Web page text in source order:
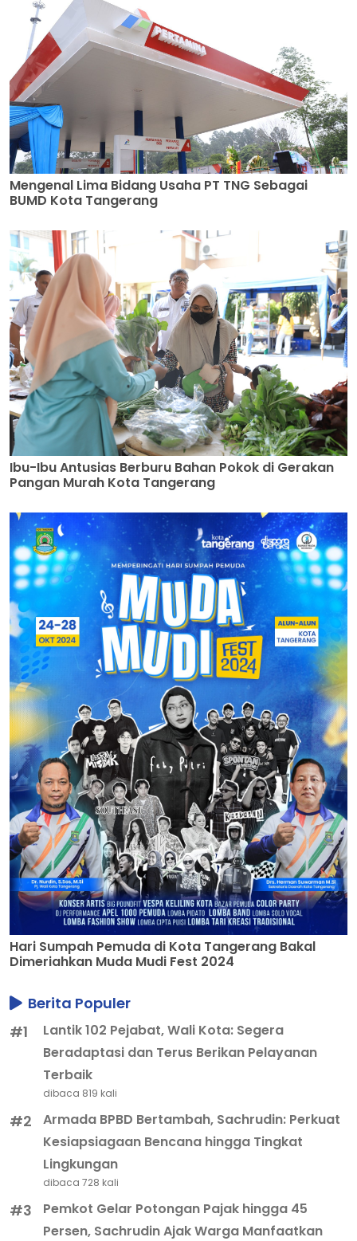
Mengenal Lima Bidang Usaha PT TNG Sebagai
BUMD Kota Tangerang
Ibu-Ibu Antusias Berburu Bahan Pokok di Gerakan
Pangan Murah Kota Tangerang
Hari Sumpah Pemuda di Kota Tangerang Bakal
Dimeriahkan Muda Mudi Fest 2024
Berita Populer
#1
Lantik 102 Pejabat, Wali Kota: Segera
Beradaptasi dan Terus Berikan Pelayanan
Terbaik
dibaca 819 kali
#2
Armada BPBD Bertambah, Sachrudin: Perkuat
Kesiapsiagaan Bencana hingga Tingkat
Lingkungan
dibaca 728 kali
#3
Pemkot Gelar Potongan Pajak hingga 45
Persen, Sachrudin Ajak Warga Manfaatkan